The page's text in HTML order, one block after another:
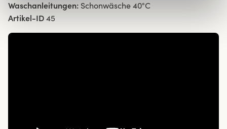
Waschanleitungen: Schonwäsche 40°C
Artikel-ID 45